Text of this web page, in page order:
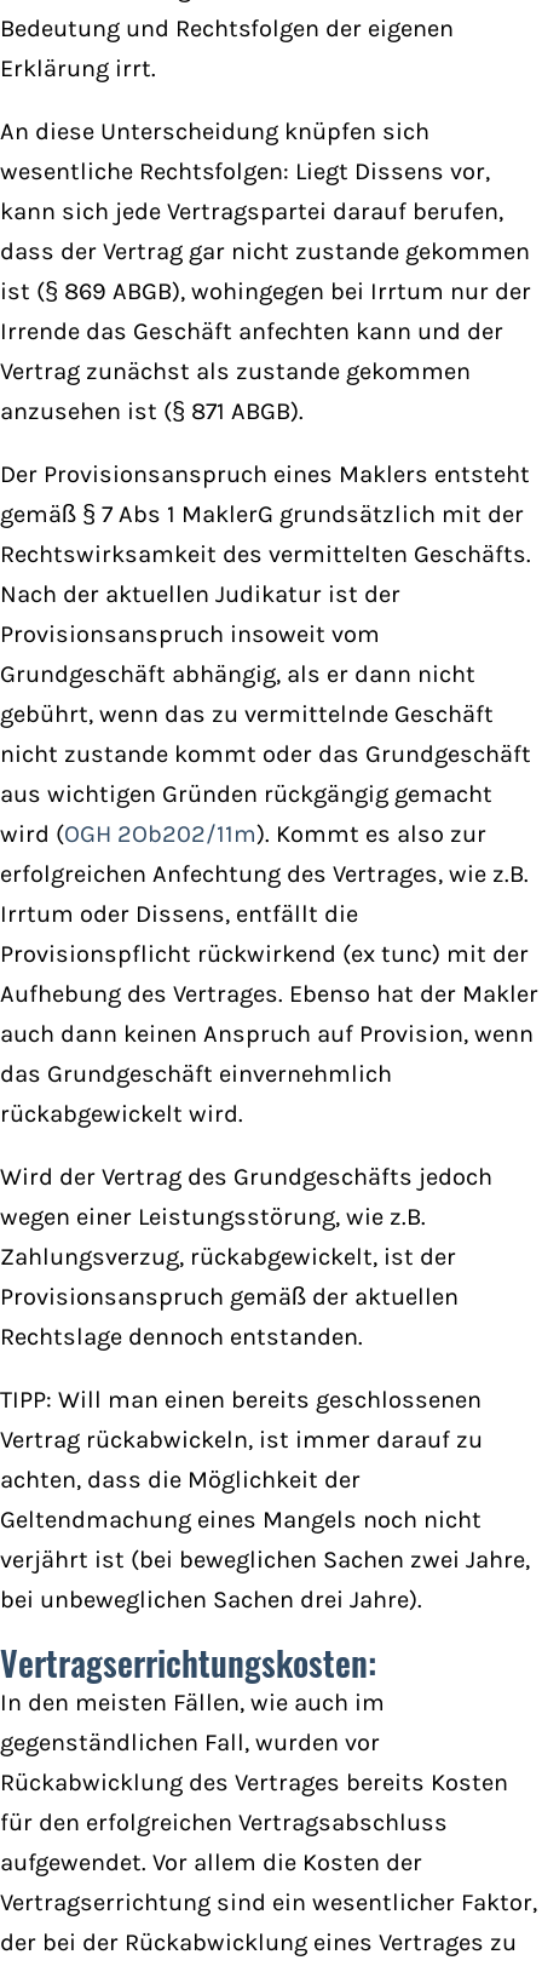
Bedeutung und Rechtsfolgen der eigenen
Erklärung irrt.
An diese Unterscheidung knüpfen sich
wesentliche Rechtsfolgen: Liegt Dissens vor,
kann sich jede Vertragspartei darauf berufen,
dass der Vertrag gar nicht zustande gekommen
ist (§ 869 ABGB), wohingegen bei Irrtum nur der
Irrende das Geschäft anfechten kann und der
Vertrag zunächst als zustande gekommen
anzusehen ist (§ 871 ABGB).
Der Provisionsanspruch eines Maklers entsteht
gemäß § 7 Abs 1 MaklerG grundsätzlich mit der
Rechtswirksamkeit des vermittelten Geschäfts.
Nach der aktuellen Judikatur ist der
Provisionsanspruch insoweit vom
Grundgeschäft abhängig, als er dann nicht
gebührt, wenn das zu vermittelnde Geschäft
nicht zustande kommt oder das Grundgeschäft
aus wichtigen Gründen rückgängig gemacht
wird (OGH 2Ob202/11m). Kommt es also zur
erfolgreichen Anfechtung des Vertrages, wie z.B.
Irrtum oder Dissens, entfällt die
Provisionspflicht rückwirkend (ex tunc) mit der
Aufhebung des Vertrages. Ebenso hat der Makler
auch dann keinen Anspruch auf Provision, wenn
das Grundgeschäft einvernehmlich
rückabgewickelt wird.
Wird der Vertrag des Grundgeschäfts jedoch
wegen einer Leistungsstörung, wie z.B.
Zahlungsverzug, rückabgewickelt, ist der
Provisionsanspruch gemäß der aktuellen
Rechtslage dennoch entstanden.
TIPP: Will man einen bereits geschlossenen
Vertrag rückabwickeln, ist immer darauf zu
achten, dass die Möglichkeit der
Geltendmachung eines Mangels noch nicht
verjährt ist (bei beweglichen Sachen zwei Jahre,
bei unbeweglichen Sachen drei Jahre).
Vertragserrichtungskosten:
In den meisten Fällen, wie auch im
gegenständlichen Fall, wurden vor
Rückabwicklung des Vertrages bereits Kosten
für den erfolgreichen Vertragsabschluss
aufgewendet. Vor allem die Kosten der
Vertragserrichtung sind ein wesentlicher Faktor,
der bei der Rückabwicklung eines Vertrages zu